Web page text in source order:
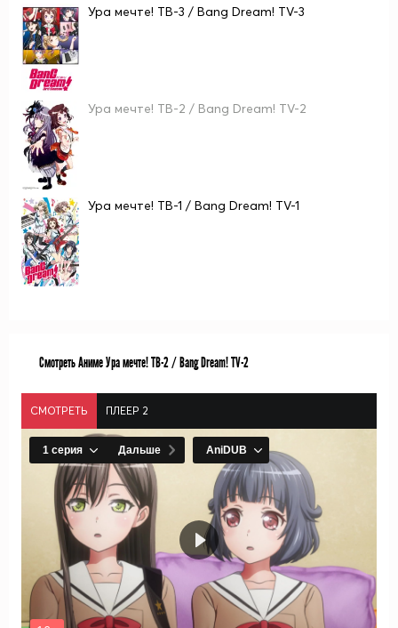
Ура мечте! ТВ-3 / Bang Dream! TV-3
Ура мечте! ТВ-2 / Bang Dream! TV-2
Ура мечте! ТВ-1 / Bang Dream! TV-1
Смотреть Аниме Ура мечте! ТВ-2 / Bang Dream! TV-2
СМОТРЕТЬ ПЛЕЕР 2